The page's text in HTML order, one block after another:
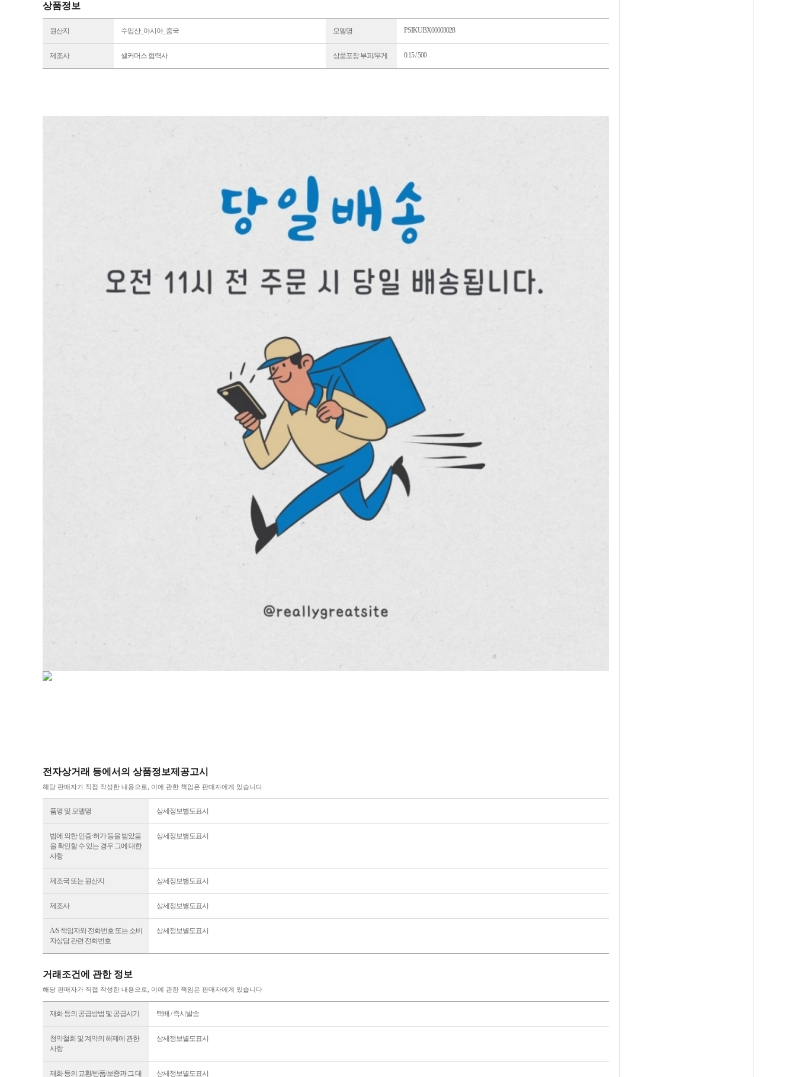
상품정보
원산지 수입산_아시아_중국 모델명 PSIKUBX00003028
제조사 셀커머스 협력사 상품포장 부피/무게 0.15 / 500
전자상거래 등에서의 상품정보제공고시
해당 판매자가 직접 작성한 내용으로, 이에 관한 책임은 판매자에게 있습니다
품명 및 모델명 상세정보별도표시
법에 의한 인증·허가 등을 받았음
을 확인할 수 있는 경우 그에 대한
사항
상세정보별도표시
제조국 또는 원산지 상세정보별도표시
제조사 상세정보별도표시
A/S 책임자와 전화번호 또는 소비
자상담 관련 전화번호
상세정보별도표시
거래조건에 관한 정보
해당 판매자가 직접 작성한 내용으로, 이에 관한 책임은 판매자에게 있습니다
재화 등의 공급방법 및 공급시기 택배 / 즉시발송
청약철회 및 계약의 해제에 관한
사항
상세정보별도표시
재화 등의 교환/반품/보증과 그 대 상세정보별도표시